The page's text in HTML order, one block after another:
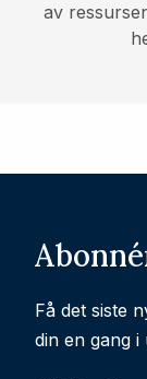
av
Få det siste
din en gang i